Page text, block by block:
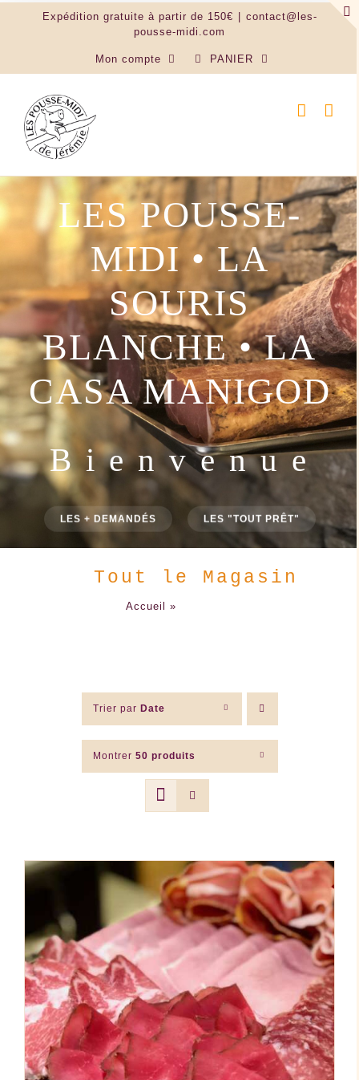
Expédition gratuite à partir de 150€
contact@les-
pousse-midi.com
Mon compte PANIER
F R O M
A G E S
D ' e x c e p t i o n
Tout le Magasin
Accueil »
Trier par Date
Montrer 50 produits
AJOUTER AU PANIER
/
DÉTAILS